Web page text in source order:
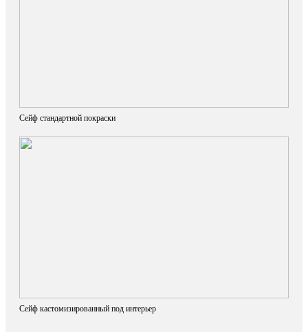
Сейф стандартной покраски
Сейф кастомизированный под интерьер